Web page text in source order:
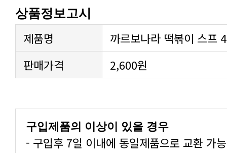
상품정보고시
제품명
까르보나라 떡볶이 스프
판매가격
2,600원
구입제품의 이상이 있을 경우
- 구입후 7일 이내에 동일제품으로 교환 가